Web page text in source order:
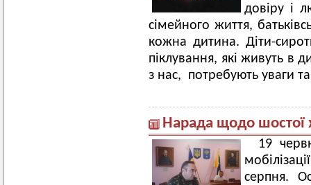
довіру
сімейного життя,
кожна дитина. Діти-
піклування, які живуть в
з нас, потребують уваги
Нарада щодо шостої
19
серпня.